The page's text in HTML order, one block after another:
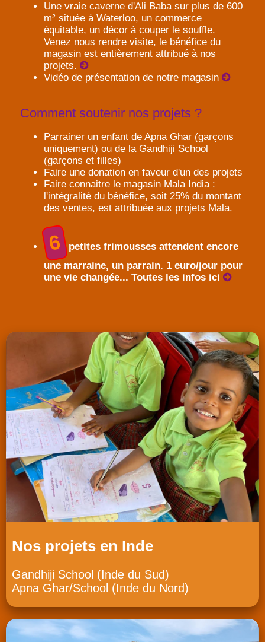
Une vraie caverne d'Ali Baba sur plus de 600
m² située à Waterloo, un commerce
équitable, un décor à couper le souffle.
Venez nous rendre visite, le bénéfice du
magasin est entièrement attribué à nos
projets.
Vidéo de présentation de notre magasin
Comment soutenir nos projets ?
Parrainer un enfant de Apna Ghar (garçons
uniquement) ou de la Gandhiji School
(garçons et filles)
Faire une donation en faveur d'un des projets
Faire connaitre le magasin Mala India :
l'intégralité du bénéfice, soit 25% du montant
des ventes, est attribuée aux projets Mala.
6 petites frimousses attendent encore
une marraine, un parrain. 1 euro/jour pour
une vie changée... Toutes les infos ici
Nos projets en Inde
Gandhiji School (Inde du Sud)
Apna Ghar/School (Inde du Nord)